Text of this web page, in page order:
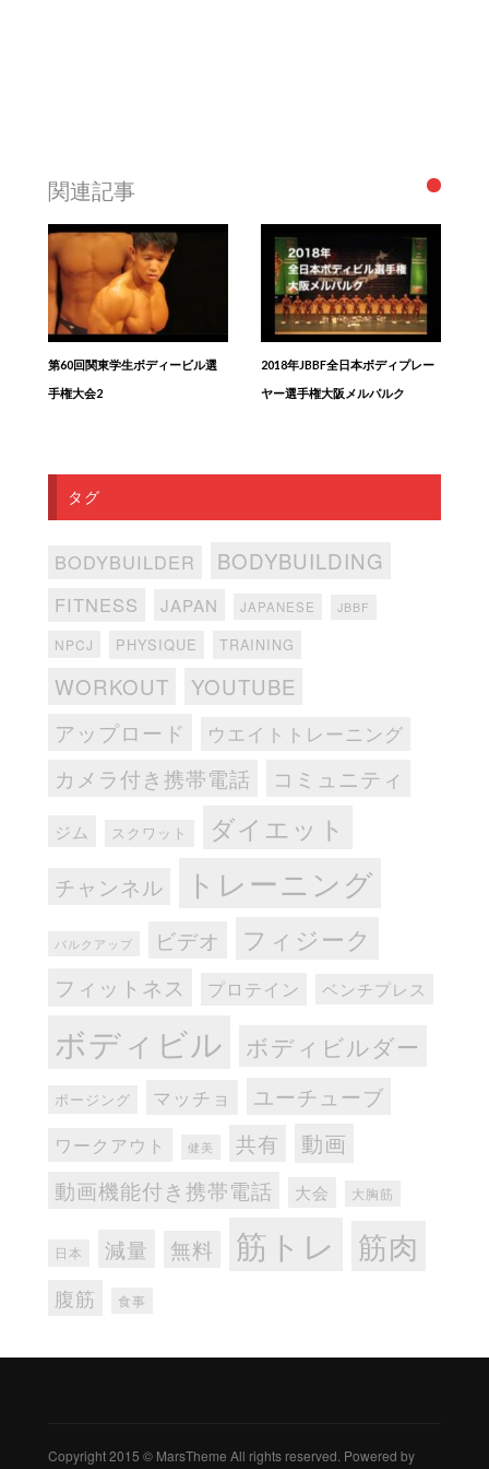
関連記事
第60回関東学生ボディービル選
手権大会2
2018年JBBF全日本ボディプレー
ヤー選手権大阪メルパルク
タグ
BODYBUILDER BODYBUILDING
FITNESS JAPAN JAPANESE JBBF
NPCJ PHYSIQUE TRAINING
WORKOUT
YOUTUBE
アップロード
ウエイトトレーニング
カメラ付き携帯電話 コミュニティ
ジム スクワット ダイエット
チャンネル トレーニング
バルクアップ ビデオ フィジーク
フィットネス プロテイン ベンチプレス
ボディビル ボディビルダー
ポージング マッチョ ユーチューブ
ワークアウト 健美 共有 動画
動画機能付き携帯電話 大会 大胸筋
日本 減量 無料 筋トレ 筋肉
腹筋 食事
Copyright 2015 © MarsTheme All rights reserved. Powered by